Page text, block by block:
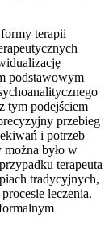
terapii
podstawowym
tym podejściem
przebieg
i potrzeb
można było w
terapeuta
tradycyjnych,
leczenia.